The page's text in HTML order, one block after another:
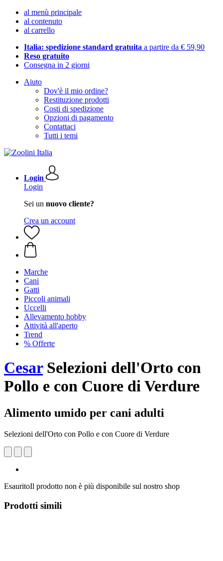
al menù principale
al contenuto
al carrello
Italia: spedizione standard gratuita a partire da € 59,90
Reso gratuito
Consegna in 2 giorni
Aiuto
Dov'è il mio ordine?
Restituzione prodotti
Costi di spedizione
Opzioni di pagamento
Contattaci
Tutti i temi
Login
Login
Sei un nuovo cliente?
Crea un account
Marche
Cani
Gatti
Piccoli animali
Uccelli
Allevamento hobby
Attività all'aperto
Trend
% Offerte
CesarSelezioni dell'Orto con
Pollo e con Cuore di Verdure
Alimento umido per cani adulti
Selezioni dell'Orto con Pollo e con Cuore di Verdure
EsauritoIl prodotto non è più disponibile sul nostro shop
Prodotti simili